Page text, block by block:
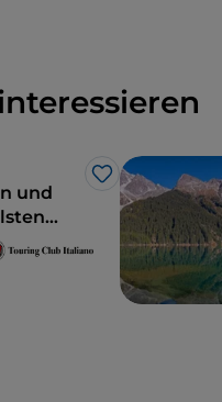
Like
und
Italiens